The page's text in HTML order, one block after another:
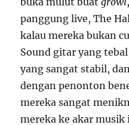
panggung live, The
kalau mereka bukan
Sound gitar yang
yang sangat stabil,
dengan penonton
mereka sangat
mereka ke akar musik